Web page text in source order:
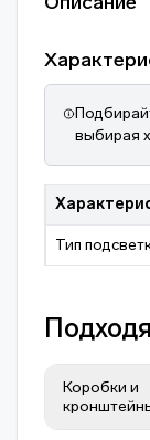
выбирая
Тип
Коробки и